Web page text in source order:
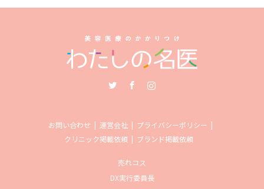
お問い合わせ 運営会社
プライバシーポリシー
クリニック掲載依頼
ブランド掲載依頼
売れコス
DX実行委員長